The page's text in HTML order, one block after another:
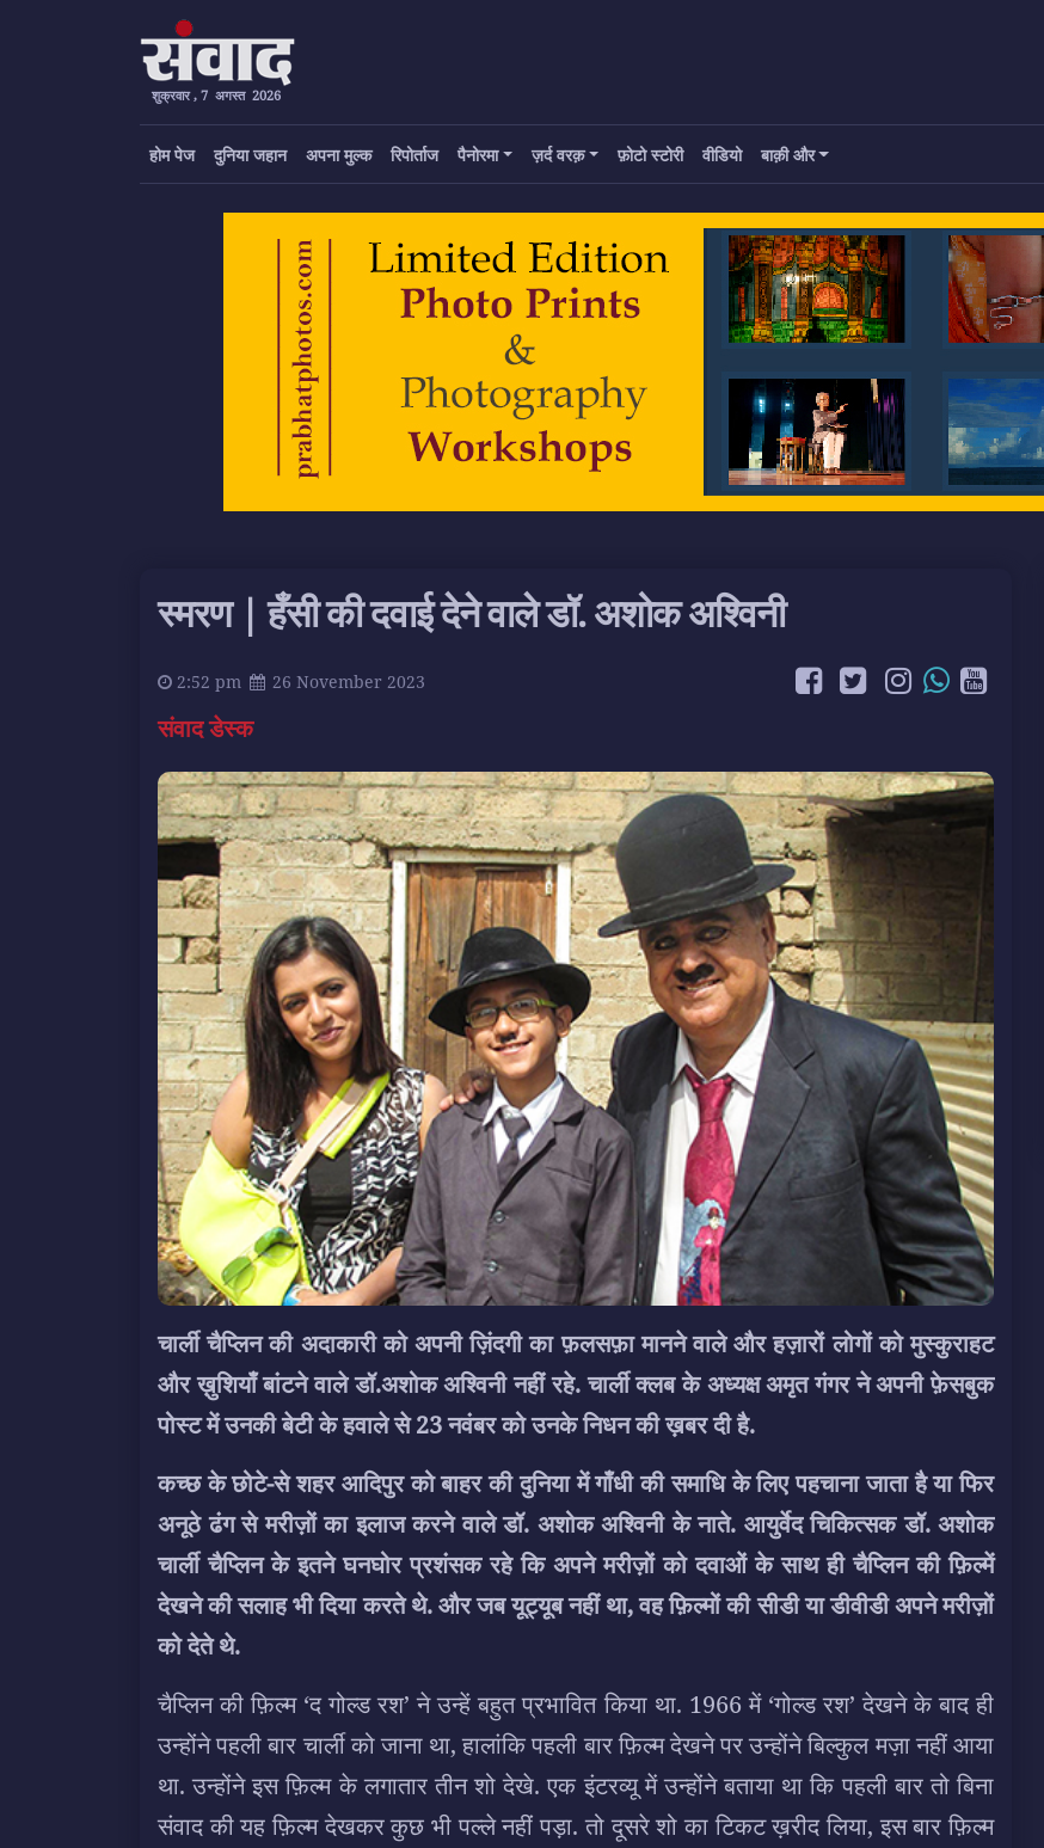
शुक्रवार , 7 अगस्त 2026
होम पेज दुनिया जहान अपना मुल्क रिपोर्ताज पैनोरमा ज़र्द वरक़ फ़ोटो स्टोरी वीडियो बाक़ी और
स्मरण | हँसी की दवाई देने वाले डॉ. अशोक अश्विनी
2:52 pm 26 November 2023
संवाद डेस्क
चार्ली चैप्लिन की अदाकारी को अपनी ज़िंदगी का फ़लसफ़ा मानने वाले और हज़ारों लोगों को मुस्कुराहट
और ख़ुशियाँ बांटने वाले डॉ.अशोक अश्विनी नहीं रहे. चार्ली क्लब के अध्यक्ष अमृत गंगर ने अपनी फ़ेसबुक
पोस्ट में उनकी बेटी के हवाले से 23 नवंबर को उनके निधन की ख़बर दी है.
कच्छ के छोटे-से शहर आदिपुर को बाहर की दुनिया में गाँधी की समाधि के लिए पहचाना जाता है या फिर
अनूठे ढंग से मरीज़ों का इलाज करने वाले डॉ. अशोक अश्विनी के नाते. आयुर्वेद चिकित्सक डॉ. अशोक
चार्ली चैप्लिन के इतने घनघोर प्रशंसक रहे कि अपने मरीज़ों को दवाओं के साथ ही चैप्लिन की फ़िल्में
देखने की सलाह भी दिया करते थे. और जब यूट्यूब नहीं था, वह फ़िल्मों की सीडी या डीवीडी अपने मरीज़ों
को देते थे.
चैप्लिन की फ़िल्म ‘द गोल्ड रश’ ने उन्हें बहुत प्रभावित किया था. 1966 में ‘गोल्ड रश’ देखने के बाद ही
उन्होंने पहली बार चार्ली को जाना था, हालांकि पहली बार फ़िल्म देखने पर उन्होंने बिल्कुल मज़ा नहीं आया
था. उन्होंने इस फ़िल्म के लगातार तीन शो देखे. एक इंटरव्यू में उन्होंने बताया था कि पहली बार तो बिना
संवाद की यह फ़िल्म देखकर कुछ भी पल्ले नहीं पड़ा. तो दूसरे शो का टिकट ख़रीद लिया, इस बार फ़िल्म